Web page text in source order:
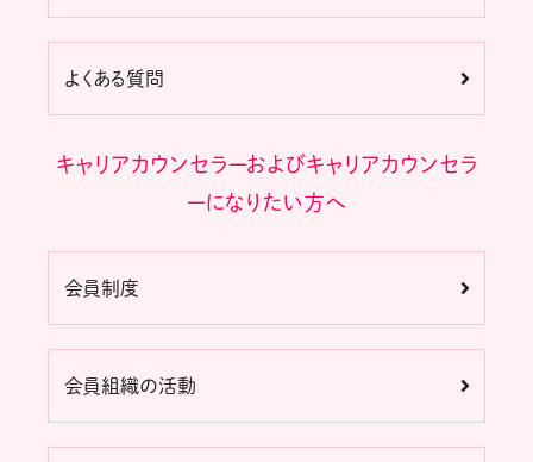
よくある質問
キャリアカウンセラーおよびキャリアカウンセラ
ーになりたい方へ
会員制度
会員組織の活動